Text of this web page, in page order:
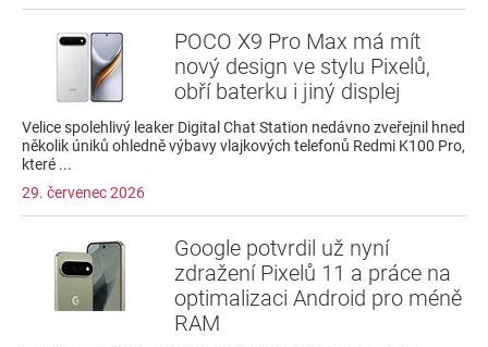
POCO X9 Pro Max má mít
nový design ve stylu Pixelů,
obří baterku i jiný displej
Velice spolehlivý leaker Digital Chat Station nedávno zveřejnil hned
několik úniků ohledně výbavy vlajkových telefonů Redmi K100 Pro,
které ...
29. červenec 2026
Google potvrdil už nyní
zdražení Pixelů 11 a práce na
optimalizaci Android pro méně
RAM